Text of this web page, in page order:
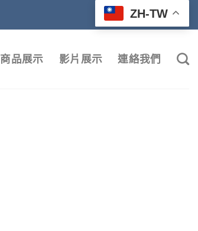
ZH-TW
商品展示 影片展示 連絡我們